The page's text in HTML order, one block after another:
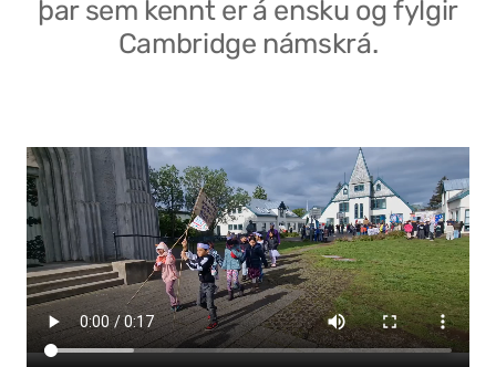
þar sem kennt er á ensku og fylgir
Cambridge námskrá.
Stjórnendateymi
Skólareglur
Starfsáætlun
Frístund
Upplýsingar um innritun